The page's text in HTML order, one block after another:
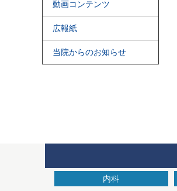
動画コンテンツ
広報紙
当院からのお知らせ
内科